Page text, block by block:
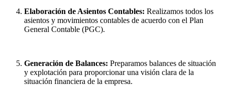
Elaboración de Asientos Contables: Realizamos todos los
asientos y movimientos contables de acuerdo con el Plan
General Contable (PGC).
Generación de Balances: Preparamos balances de situación
y explotación para proporcionar una visión clara de la
situación financiera de la empresa.